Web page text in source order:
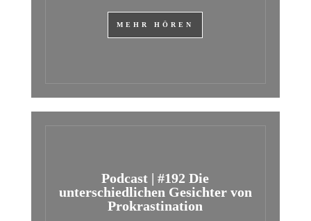
MEHR HÖREN
Podcast | #192 Die
unterschiedlichen Gesichter von
Prokrastination